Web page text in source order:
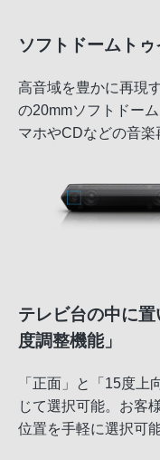
ソフトドームト
高音域を豊かに再現
の20mmソフトドー
マホやCDなどの音楽
テレビ台の中に
度調整機能」
「正面」と「15度
じて選択可能。お客
位置を手軽に選択可能